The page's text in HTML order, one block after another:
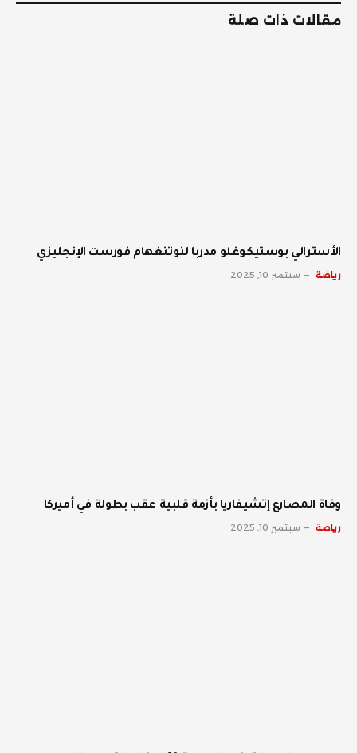
مقالات ذات صلة
الأسترالي بوستيكوغلو مدربا لنوتنغهام فورست الإنجليزي
رياضة سبتمبر 10, 2025
وفاة المصارع إتشيفاريا بأزمة قلبية عقب بطولة في أميركا
رياضة سبتمبر 10, 2025